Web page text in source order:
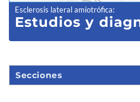
Esclerosis lateral amiotrófica:
Estudios y
Secciones